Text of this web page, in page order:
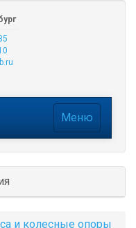
Меню
и колесные опоры